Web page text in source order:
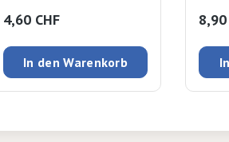
echter Klassiker im
Sandkasten. Farblich
assortiert. Rot, Blau, Gelb
Stück / ca. 42cm
Regulärer Preis:
4,60 CHF
In den Warenkorb
8,90